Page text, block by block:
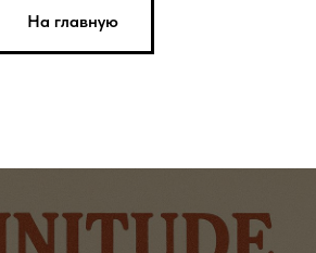
На главную